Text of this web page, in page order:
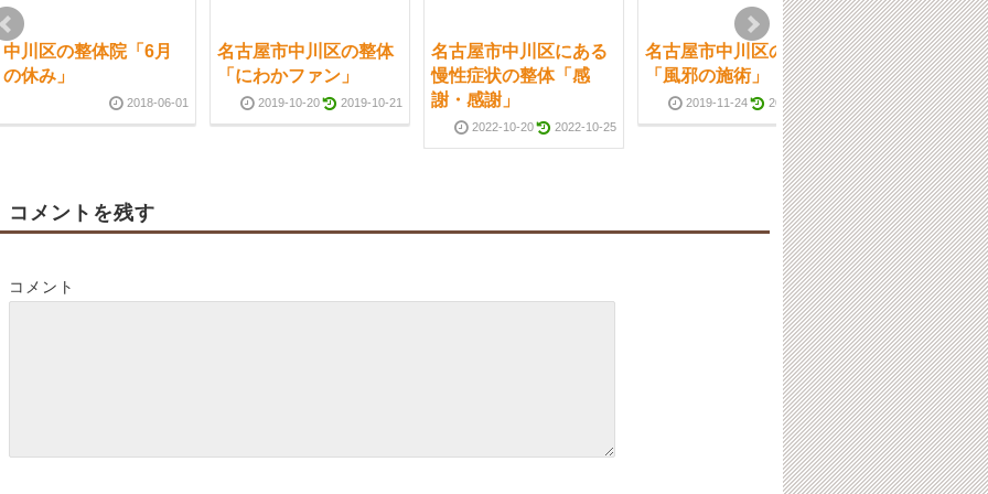
中川区の整体院「6月
の休み」
2018-06-01
名古屋市中川区の整体
「にわかファン」
2019-10-20 2019-10-21
名古屋市中川区にある
慢性症状の整体「感
謝・感謝」
2022-10-20 2022-10-25
名古屋市中川区の整体
「風邪の施術」
2019-11-24 2019-11-25
名古屋市中川区
慢性症状の整体
ナの分析」
2021-06-22
コメントを残す
コメント